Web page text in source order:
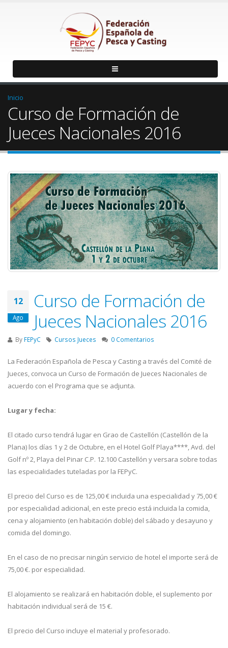
Inicio
Curso de Formación de
Jueces Nacionales 2016
12
Ago
Curso de Formación de
Jueces Nacionales 2016
By FEPyC Cursos Jueces 0 Comentarios
La Federación Española de Pesca y Casting a través del Comité de
Jueces, convoca un Curso de Formación de Jueces Nacionales de
acuerdo con el Programa que se adjunta.
Lugar y fecha:
El citado curso tendrá lugar en Grao de Castellón (Castellón de la
Plana) los días 1 y 2 de Octubre, en el Hotel Golf Playa****, Avd. del
Golf nº 2, Playa del Pinar C.P. 12.100 Castellón y versara sobre todas
las especialidades tuteladas por la FEPyC.
El precio del Curso es de 125,00 € incluida una especialidad y 75,00 €
por especialidad adicional, en este precio está incluida la comida,
cena y alojamiento (en habitación doble) del sábado y desayuno y
comida del domingo.
En el caso de no precisar ningún servicio de hotel el importe será de
75,00 €. por especialidad.
El alojamiento se realizará en habitación doble, el suplemento por
habitación individual será de 15 €.
El precio del Curso incluye el material y profesorado.